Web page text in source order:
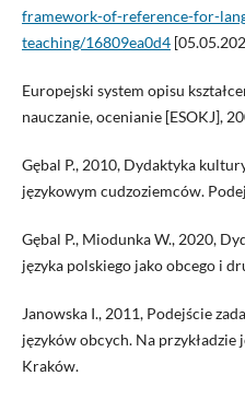
framework-of-reference-for-
teaching/16809ea0d4
Europejski system opisu
nauczanie, ocenianie [ESOKJ],
Gębal P., 2010, Dydaktyka
językowym cudzoziemców.
Gębal P., Miodunka W., 2020,
języka polskiego jako obcego i
Janowska I., 2011, Podejście
języków obcych. Na przykładzie
Kraków.